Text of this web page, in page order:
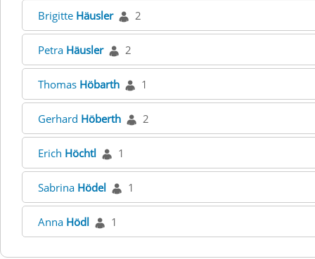
Brigitte Häusler 2
Petra Häusler 2
Thomas Höbarth 1
Gerhard Höberth 2
Erich Höchtl 1
Sabrina Hödel 1
Anna Hödl 1